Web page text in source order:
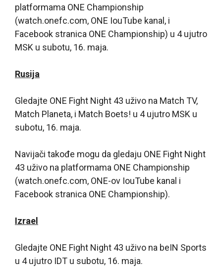
platformama ONE Championship
(watch.onefc.com, ONE IouTube kanal, i
Facebook stranica ONE Championship) u 4 ujutro
MSK u subotu, 16. maja.
Rusija
Gledajte ONE Fight Night 43 uživo na Match TV,
Match Planeta, i Match Boets! u 4 ujutro MSK u
subotu, 16. maja.
Navijači takođe mogu da gledaju ONE Fight Night
43 uživo na platformama ONE Championship
(watch.onefc.com, ONE-ov IouTube kanal i
Facebook stranica ONE Championship).
Izrael
Gledajte ONE Fight Night 43 uživo na beIN Sports
u 4 ujutro IDT u subotu, 16. maja.